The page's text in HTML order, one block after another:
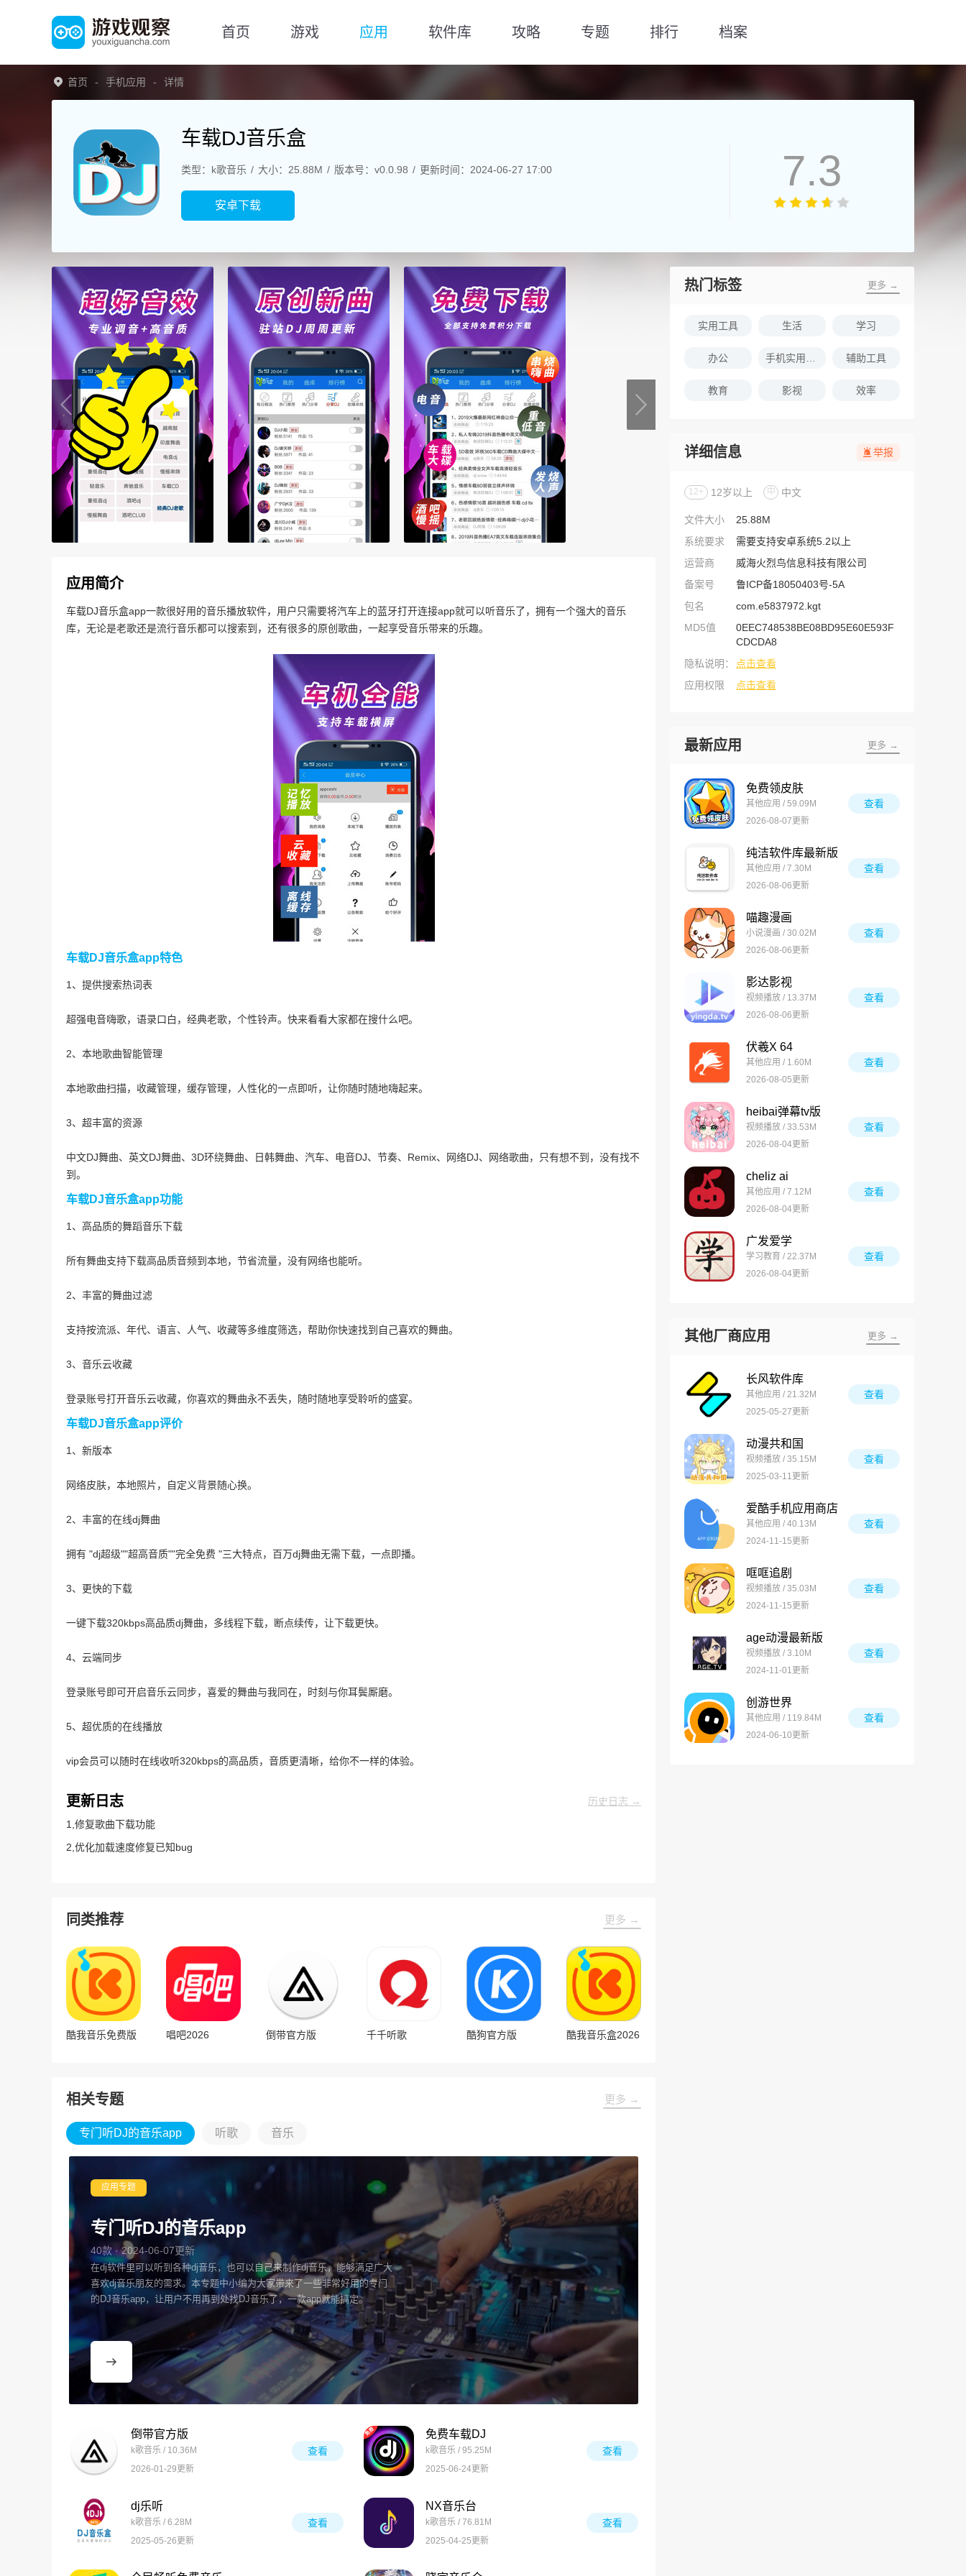
首页 游戏 应用 软件库 攻略 专题 排行 档案
首页 手机应用 详情
车载DJ音乐盒
类型：k歌音乐 大小：25.88M 版本号：v0.0.98 更新时间：2024-06-27 17:00
安卓下载
7.3
应用简介
车载DJ音乐盒app一款很好用的音乐播放软件，用户只需要将汽车上的蓝牙打开连接app就可以听音乐了，拥有一个强大的音乐
库，无论是老歌还是流行音乐都可以搜索到，还有很多的原创歌曲，一起享受音乐带来的乐趣。
车载DJ音乐盒app特色
1、提供搜索热词表
超强电音嗨歌，语录口白，经典老歌，个性铃声。快来看看大家都在搜什么吧。
2、本地歌曲智能管理
本地歌曲扫描，收藏管理，缓存管理，人性化的一点即听，让你随时随地嗨起来。
3、超丰富的资源
中文DJ舞曲、英文DJ舞曲、3D环绕舞曲、日韩舞曲、汽车、电音DJ、节奏、Remix、网络DJ、网络歌曲，只有想不到，没有找不
到。
车载DJ音乐盒app功能
1、高品质的舞蹈音乐下载
所有舞曲支持下载高品质音频到本地，节省流量，没有网络也能听。
2、丰富的舞曲过滤
支持按流派、年代、语言、人气、收藏等多维度筛选，帮助你快速找到自己喜欢的舞曲。
3、音乐云收藏
登录账号打开音乐云收藏，你喜欢的舞曲永不丢失，随时随地享受聆听的盛宴。
车载DJ音乐盒app评价
1、新版本
网络皮肤，本地照片，自定义背景随心换。
2、丰富的在线dj舞曲
拥有 "dj超级""超高音质""完全免费 "三大特点，百万dj舞曲无需下载，一点即播。
3、更快的下载
一键下载320kbps高品质dj舞曲，多线程下载，断点续传，让下载更快。
4、云端同步
登录账号即可开启音乐云同步，喜爱的舞曲与我同在，时刻与你耳鬓厮磨。
5、超优质的在线播放
vip会员可以随时在线收听320kbps的高品质，音质更清晰，给你不一样的体验。
更新日志
历史日志 →
1,修复歌曲下载功能
2,优化加载速度修复已知bug
同类推荐 更多 →
酷我音乐免费版 唱吧2026 倒带官方版 千千听歌 酷狗官方版 酷我音乐盒2026
相关专题 更多 →
专门听DJ的音乐app 听歌 音乐
应用专题
专门听DJ的音乐app
40款 · 2024-06-07更新
在dj软件里可以听到各种dj音乐，也可以自己来制作dj音乐，能够满足广大
喜欢dj音乐朋友的需求。本专题中小编为大家带来了一些非常好用的专门
的DJ音乐app，让用户不用再到处找DJ音乐了，一款app就能搞定。
倒带官方版
k歌音乐 / 10.36M
2026-01-29更新
查看
免费车载DJ
k歌音乐 / 95.25M
2025-06-24更新
查看
dj乐听
k歌音乐 / 6.28M
2025-05-26更新
查看
NX音乐台
k歌音乐 / 76.81M
2025-04-25更新
查看
热门标签 更多 →
实用工具 生活 学习
办公 辅助工具
教育 影视 效率
详细信息 举报
12+ 12岁以上 中 中文
文件大小
25.88M
系统要求
需要支持安卓系统5.2以上
运营商
威海火烈鸟信息科技有限公司
备案号
鲁ICP备18050403号-5A
包名
com.e5837972.kgt
MD5值
0EEC748538BE08BD95E60E593F
CDCDA8
隐私说明：
点击查看
应用权限
点击查看
最新应用 更多 →
免费领皮肤
其他应用 / 59.09M
2026-08-07更新
查看
纯洁软件库最新版
其他应用 / 7.30M
2026-08-06更新
查看
喵趣漫画
小说漫画 / 30.02M
2026-08-06更新
查看
影达影视
视频播放 / 13.37M
2026-08-06更新
查看
伏羲X 64
其他应用 / 1.60M
2026-08-05更新
查看
heibai弹幕tv版
视频播放 / 33.53M
2026-08-04更新
查看
cheliz ai
其他应用 / 7.12M
2026-08-04更新
查看
广发爱学
学习教育 / 22.37M
2026-08-04更新
查看
其他厂商应用 更多 →
长风软件库
其他应用 / 21.32M
2025-05-27更新
查看
动漫共和国
视频播放 / 35.15M
2025-03-11更新
查看
爱酷手机应用商店
其他应用 / 40.13M
2024-11-15更新
查看
哐哐追剧
视频播放 / 35.03M
2024-11-15更新
查看
age动漫最新版
视频播放 / 3.10M
2024-11-01更新
查看
创游世界
其他应用 / 119.84M
2024-06-10更新
查看